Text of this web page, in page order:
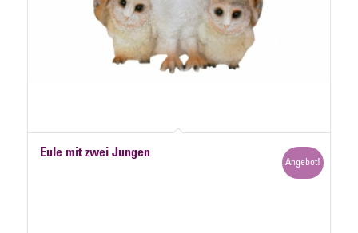
Eule mit zwei Jungen
Angebot!